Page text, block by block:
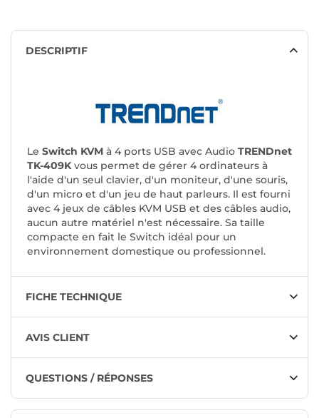
DESCRIPTIF
Le Switch KVM à 4 ports USB avec Audio TRENDnet
TK-409Kvous permet de gérer 4 ordinateurs à
l'aide d'un seul clavier, d'un moniteur, d'une souris,
d'un micro et d'un jeu de haut parleurs. Il est fourni
avec 4 jeux de câbles KVM USB et des câbles audio,
aucun autre matériel n'est nécessaire. Sa taille
compacte en fait le Switch idéal pour un
environnement domestique ou professionnel.
FICHE TECHNIQUE
AVIS CLIENT
QUESTIONS / RÉPONSES